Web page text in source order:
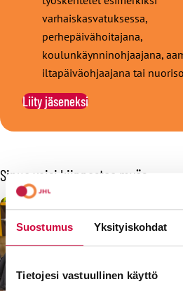
Suostumus Yksityiskohdat
Tietojesi vastuullinen käyttö
varhaiskasvatuksessa,
perhepäivähoitajana,
koulunkäynninohjaajana,
iltapäiväohjaajana tai
Liity jäseneksi
Sinua voisi kiinnostaa myös